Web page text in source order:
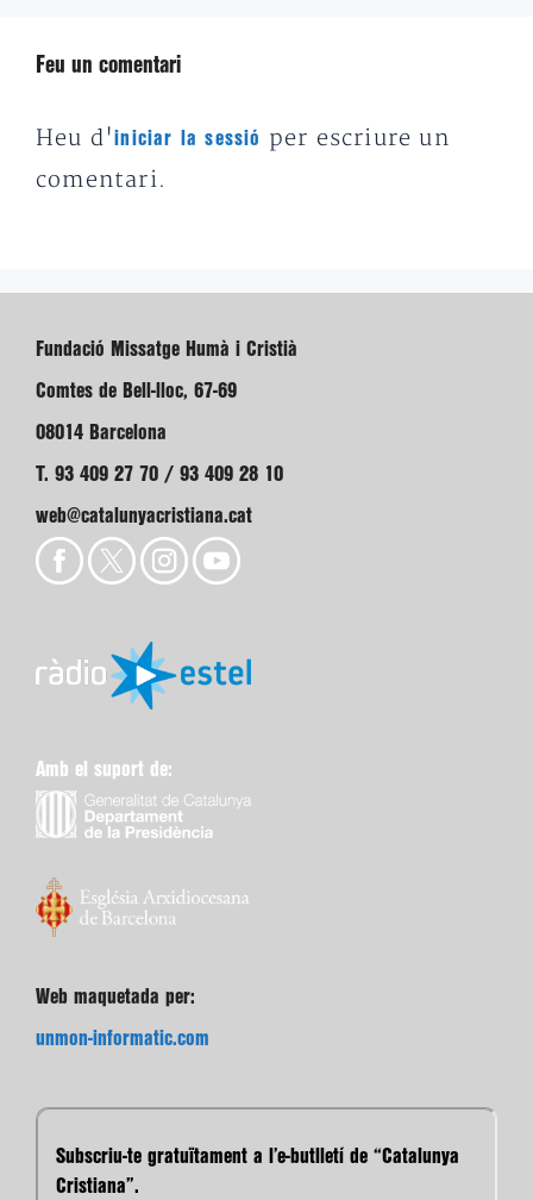
Feu un comentari
Heu d'iniciar la sessió
per escriure un
comentari.
Fundació Missatge Humà i Cristià
Comtes de Bell-lloc, 67-69
08014 Barcelona
T. 93 409 27 70 / 93 409 28 10
web@catalunyacristiana.cat
Amb el suport de:
Web maquetada per:
unmon-informatic.com
Subscriu-te gratuïtament a l’e-butlletí de “Catalunya
Cristiana”.